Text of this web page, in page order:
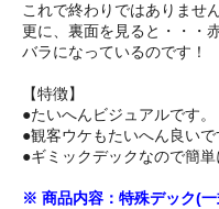
これで終わりではありませ
更に、裏面を見ると・・・
バラになっているのです！
【特徴】
●たいへんビジュアルです。
●観客ウケもたいへん良いで
●ギミックデックなので簡単
※ 商品内容：特殊デック(